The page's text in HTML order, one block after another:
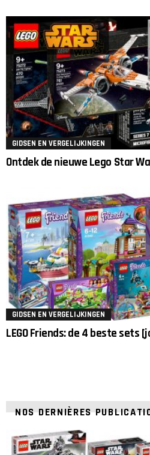
GIDSEN EN VERGELIJKINGEN
Ontdek de nieuwe Lego Star
GIDSEN EN VERGELIJKINGEN
LEGO Friends: de 4 beste sets
NOS DERNIÈRES